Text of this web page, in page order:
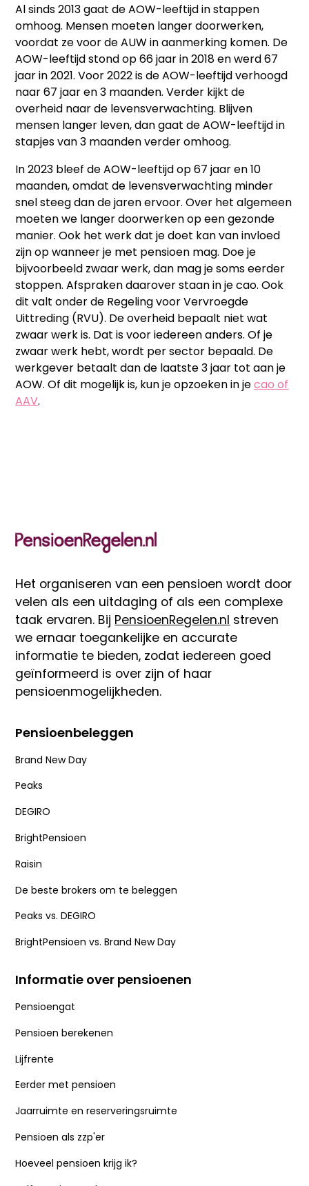
Al sinds 2013 gaat de AOW-leeftijd in stappen
omhoog. Mensen moeten langer doorwerken,
voordat ze voor de AUW in aanmerking komen. De
AOW-leeftijd stond op 66 jaar in 2018 en werd 67
jaar in 2021. Voor 2022 is de AOW-leeftijd verhoogd
naar 67 jaar en 3 maanden. Verder kijkt de
overheid naar de levensverwachting. Blijven
mensen langer leven, dan gaat de AOW-leeftijd in
stapjes van 3 maanden verder omhoog.
In 2023 bleef de AOW-leeftijd op 67 jaar en 10
maanden, omdat de levensverwachting minder
snel steeg dan de jaren ervoor. Over het algemeen
moeten we langer doorwerken op een gezonde
manier. Ook het werk dat je doet kan van invloed
zijn op wanneer je met pensioen mag. Doe je
bijvoorbeeld zwaar werk, dan mag je soms eerder
stoppen. Afspraken daarover staan in je cao. Ook
dit valt onder de Regeling voor Vervroegde
Uittreding (RVU). De overheid bepaalt niet wat
zwaar werk is. Dat is voor iedereen anders. Of je
zwaar werk hebt, wordt per sector bepaald. De
werkgever betaalt dan de laatste 3 jaar tot aan je
AOW. Of dit mogelijk is, kun je opzoeken in jecao of
AAV.
Het organiseren van een pensioen wordt door
velen als een uitdaging of als een complexe
taak ervaren. Bij PensioenRegelen.nl streven
we ernaar toegankelijke en accurate
informatie te bieden, zodat iedereen goed
geïnformeerd is over zijn of haar
pensioenmogelijkheden.
Pensioenbeleggen
Brand New Day
Peaks
DEGIRO
BrightPensioen
Raisin
De beste brokers om te beleggen
Peaks vs. DEGIRO
BrightPensioen vs. Brand New Day
Informatie over pensioenen
Pensioengat
Pensioen berekenen
Lijfrente
Eerder met pensioen
Jaarruimte en reserveringsruimte
Pensioen als zzp'er
Hoeveel pensioen krijg ik?